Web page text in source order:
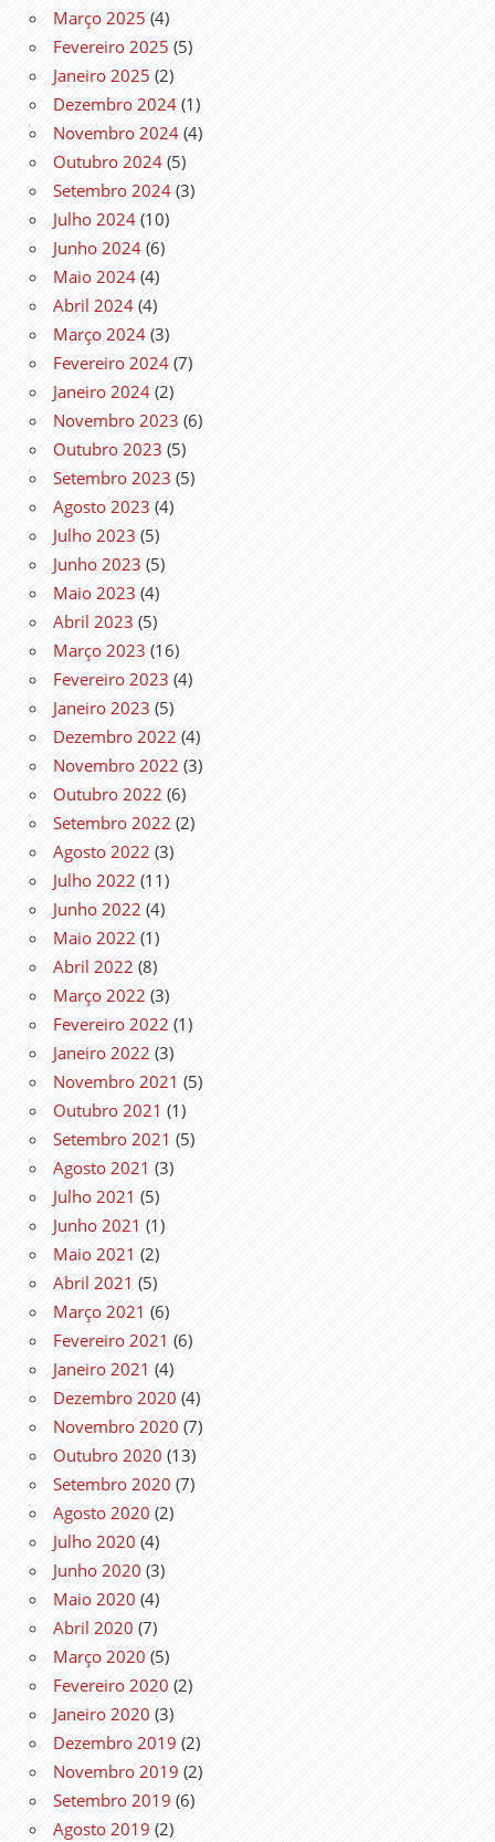
Março 2025 (4)
Fevereiro 2025 (5)
Janeiro 2025 (2)
Dezembro 2024 (1)
Novembro 2024 (4)
Outubro 2024 (5)
Setembro 2024 (3)
Julho 2024 (10)
Junho 2024 (6)
Maio 2024 (4)
Abril 2024 (4)
Março 2024 (3)
Fevereiro 2024 (7)
Janeiro 2024 (2)
Novembro 2023 (6)
Outubro 2023 (5)
Setembro 2023 (5)
Agosto 2023 (4)
Julho 2023 (5)
Junho 2023 (5)
Maio 2023 (4)
Abril 2023 (5)
Março 2023 (16)
Fevereiro 2023 (4)
Janeiro 2023 (5)
Dezembro 2022 (4)
Novembro 2022 (3)
Outubro 2022 (6)
Setembro 2022 (2)
Agosto 2022 (3)
Julho 2022 (11)
Junho 2022 (4)
Maio 2022 (1)
Abril 2022 (8)
Março 2022 (3)
Fevereiro 2022 (1)
Janeiro 2022 (3)
Novembro 2021 (5)
Outubro 2021 (1)
Setembro 2021 (5)
Agosto 2021 (3)
Julho 2021 (5)
Junho 2021 (1)
Maio 2021 (2)
Abril 2021 (5)
Março 2021 (6)
Fevereiro 2021 (6)
Janeiro 2021 (4)
Dezembro 2020 (4)
Novembro 2020 (7)
Outubro 2020 (13)
Setembro 2020 (7)
Agosto 2020 (2)
Julho 2020 (4)
Junho 2020 (3)
Maio 2020 (4)
Abril 2020 (7)
Março 2020 (5)
Fevereiro 2020 (2)
Janeiro 2020 (3)
Dezembro 2019 (2)
Novembro 2019 (2)
Setembro 2019 (6)
Agosto 2019 (2)